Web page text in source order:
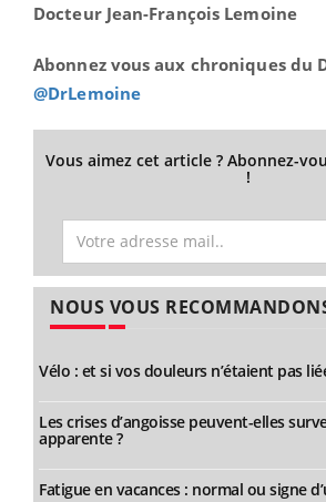
Docteur Jean-François Lemoine
Abonnez vous aux chroniques du
@DrLemoine
Vous aimez cet article ? Abonnez-
!
NOUS VOUS
Vélo : et si vos douleurs n’étaient pas
Les crises d’angoisse peuvent-elles
apparente ?
Fatigue en vacances : normal ou signe